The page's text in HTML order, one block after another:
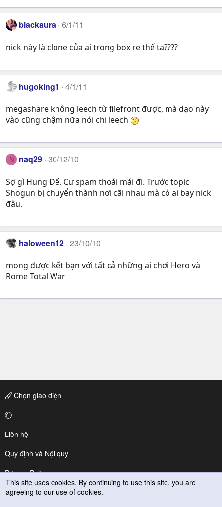
blackaura 6/1/11
nick này là clone của ai trong box re thế ta????
hugoking1 4/1/11
megashare không leech từ filefront được, mà dạo này
vào cũng chậm nữa nói chi leech
N naq29 30/12/10
Sợ gì Hung Đế. Cư spam thoải mái đi. Trước topic
Shogun bị chuyển thành nơi cãi nhau mà có ai bay nick
đâu.
haloween12 23/10/10
mong được kết bạn với tất cả những ai chơi Hero và
Rome Total War
Chọn giao diện
Liên hệ
Quy định và Nội quy
Privacy Policy
Trợ giúp
This site uses cookies. By continuing to use this site, you are
agreeing to our use of cookies.